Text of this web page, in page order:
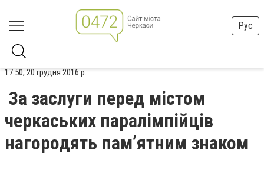
Рус
17:50, 20 грудня 2016 р.
За заслуги перед містом
черкаських паралімпійців
нагородять пам’ятним знаком